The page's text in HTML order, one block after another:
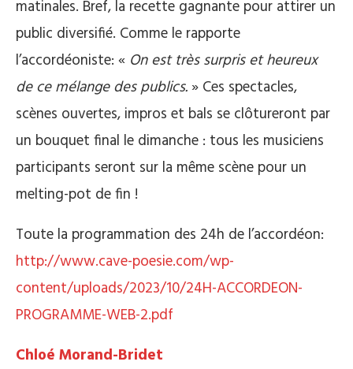
matinales. Bref, la recette gagnante pour attirer un
public diversifié. Comme le rapporte
l’accordéoniste: « On est très surpris et heureux
de ce mélange des publics. » Ces spectacles,
scènes ouvertes, impros et bals se clôtureront par
un bouquet final le dimanche : tous les musiciens
participants seront sur la même scène pour un
melting-pot de fin !
Toute la programmation des 24h de l’accordéon:
http://www.cave-poesie.com/wp-
content/uploads/2023/10/24H-ACCORDEON-
PROGRAMME-WEB-2.pdf
Chloé Morand-Bridet